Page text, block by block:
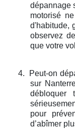
dépannage
motorisé
d'habitude,
observez
que votre
4.
Peut-on
sur
débloquer
pour
d’abîmer